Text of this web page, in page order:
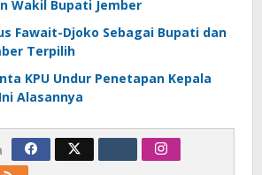
Wakil Bupati Jember
Fawait-Djoko Sebagai Bupati dan
Terpilih
KPU Undur Penetapan Kepala
Alasannya